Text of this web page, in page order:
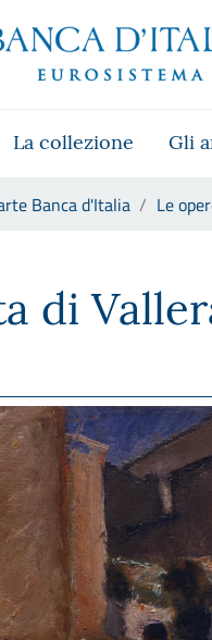
La collezione Gli
Banca d'Italia Le
di